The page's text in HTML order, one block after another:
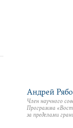
Андрей
Член научного
Программа
за пределами